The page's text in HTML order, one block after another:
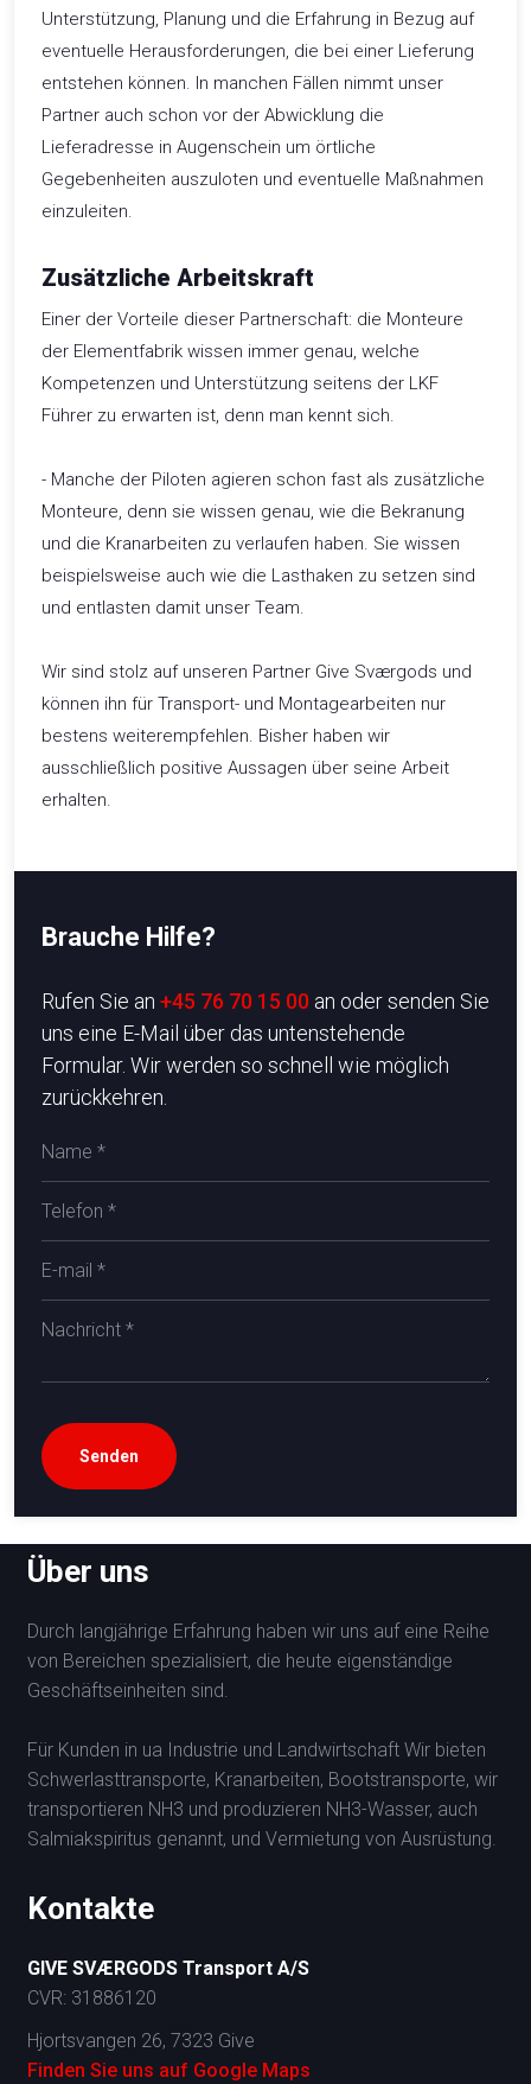
Unterstützung, Planung und die Erfahrung in Bezug auf
eventuelle Herausforderungen, die bei einer Lieferung
entstehen können. In manchen Fällen nimmt unser
Partner auch schon vor der Abwicklung die
Lieferadresse in Augenschein um örtliche
Gegebenheiten auszuloten und eventuelle Maßnahmen
einzuleiten.
Zusätzliche Arbeitskraft
Einer der Vorteile dieser Partnerschaft: die Monteure
der Elementfabrik wissen immer genau, welche
Kompetenzen und Unterstützung seitens der LKF
Führer zu erwarten ist, denn man kennt sich.
- Manche der Piloten agieren schon fast als zusätzliche
Monteure, denn sie wissen genau, wie die Bekranung
und die Kranarbeiten zu verlaufen haben. Sie wissen
beispielsweise auch wie die Lasthaken zu setzen sind
und entlasten damit unser Team.
Wir sind stolz auf unseren Partner Give Sværgods und
können ihn für Transport- und Montagearbeiten nur
bestens weiterempfehlen. Bisher haben wir
ausschließlich positive Aussagen über seine Arbeit
erhalten.
Brauche Hilfe?
​Rufen Sie an +45 76 70 15 00an oder senden Sie
uns eine E-Mail über das untenstehende
Formular. Wir werden so schnell wie möglich
zurückkehren.
Über uns
Durch langjährige Erfahrung haben wir uns auf eine Reihe
von Bereichen spezialisiert, die heute eigenständige
Geschäftseinheiten sind.
Für Kunden in ua Industrie und Landwirtschaft Wir bieten
Schwerlasttransporte, Kranarbeiten, Bootstransporte, wir
transportieren NH3 und produzieren NH3-Wasser, auch
Salmiakspiritus genannt, und Vermietung von Ausrüstung.
Kontakte
GIVE SVÆRGODS Transport A/S
CVR: 31886120
Hjortsvangen 26, 7323 Give
Finden Sie uns auf Google Maps​